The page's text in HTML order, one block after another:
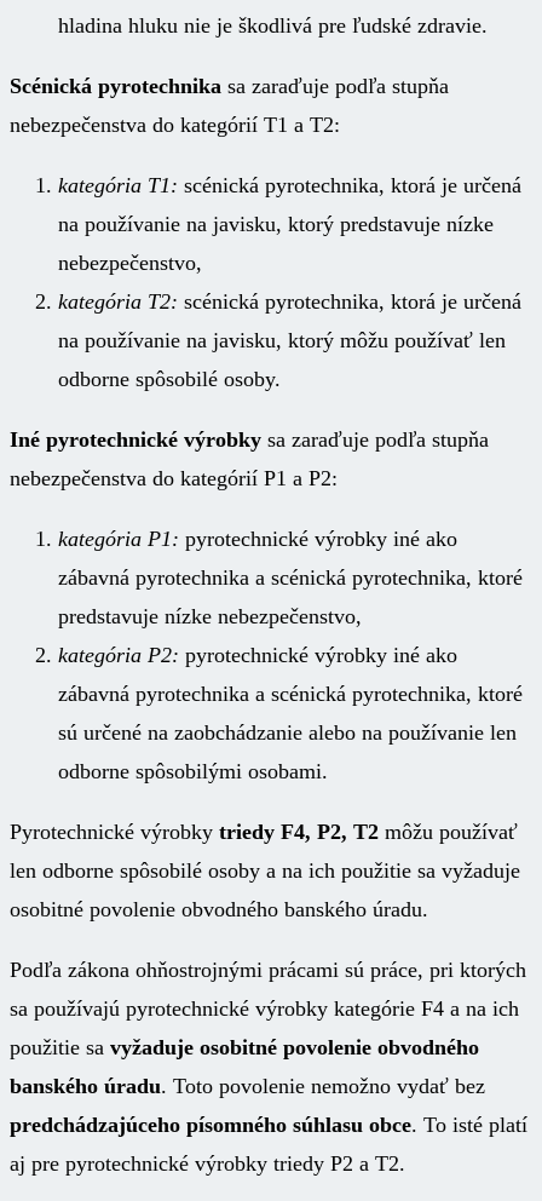
hladina hluku nie je škodlivá pre ľudské zdravie.
Scénická pyrotechnika sa zaraďuje podľa stupňa
nebezpečenstva do kategórií T1 a T2:
kategória T1: scénická pyrotechnika, ktorá je určená
na používanie na javisku, ktorý predstavuje nízke
nebezpečenstvo,
kategória T2: scénická pyrotechnika, ktorá je určená
na používanie na javisku, ktorý môžu používať len
odborne spôsobilé osoby.
Iné pyrotechnické výrobky sa zaraďuje podľa stupňa
nebezpečenstva do kategórií P1 a P2:
kategória P1: pyrotechnické výrobky iné ako
zábavná pyrotechnika a scénická pyrotechnika, ktoré
predstavuje nízke nebezpečenstvo,
kategória P2: pyrotechnické výrobky iné ako
zábavná pyrotechnika a scénická pyrotechnika, ktoré
sú určené na zaobchádzanie alebo na používanie len
odborne spôsobilými osobami.
Pyrotechnické výrobky triedy F4, P2, T2 môžu používať
len odborne spôsobilé osoby a na ich použitie sa vyžaduje
osobitné povolenie obvodného banského úradu.
Podľa zákona ohňostrojnými prácami sú práce, pri ktorých
sa používajú pyrotechnické výrobky kategórie F4 a na ich
použitie sa vyžaduje osobitné povolenie obvodného
banského úradu. Toto povolenie nemožno vydať bez
predchádzajúceho písomného súhlasu obce. To isté platí
aj pre pyrotechnické výrobky triedy P2 a T2.